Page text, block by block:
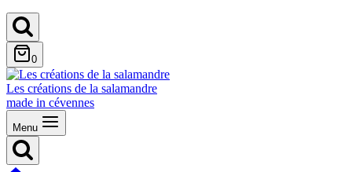
0
Les créations de la salamandre
made in cévennes
Menu